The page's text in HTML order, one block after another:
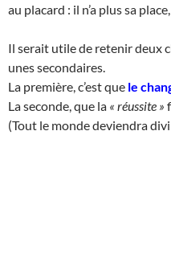
au placard : il n’a plus sa
Il serait utile de retenir deux
unes secondaires.
La première, c’est que le
La seconde, que la « réussite »
(Tout le monde deviendra